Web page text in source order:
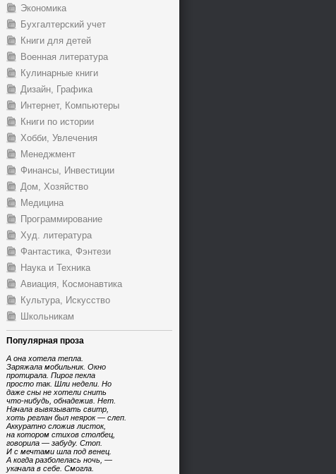
Экономика
Бухгалтерский учет
Книги для детей
Военная литература
Кулинарные книги
Дизайн, Графика
Интернет, Компьютеры
Книги по истории
Хобби, Увлечения
Менеджмент
Финансы, Инвестиции
Дом, Хозяйство
Медицина
Программирование
Худ. литература
Фантастика, Фэнтези
Наука и Техника
Авиация, Космонавтика
Культура, Искусство
Школьникам
Популярная проза
А она хотела тепла.
Заряжала мобильник. Окно
протирала. Пирог пекла
просто так. Шли недели. Но
даже сны не хотели снить
что-нибудь, обнадежив. Нет.
Начала вывязывать свитр,
хоть реглан был неярок — слеп.
Аккуратно сложив листок,
на котором стихов столбец,
говорила — забуду. Стоп.
И с мечтами шла под венец.
А когда разболелась ночь, —
укачала в себе. Смогла.